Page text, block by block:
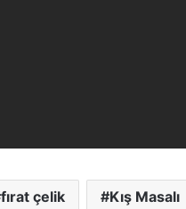
fırat çelik Kış Masalı